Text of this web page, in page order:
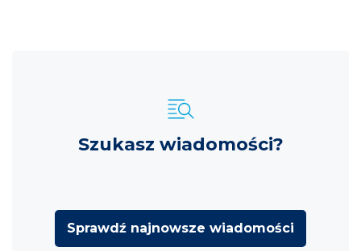
Szukasz wiadomości?
Sprawdź najnowsze wiadomości